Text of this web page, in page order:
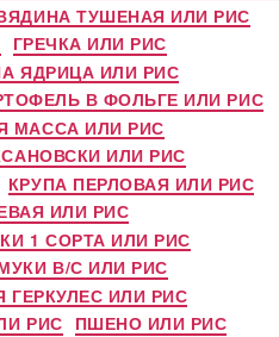
ТУШЕНАЯ ИЛИ РИС
ГРЕЧКА ИЛИ РИС
ЯДРИЦА ИЛИ РИС
В ФОЛЬГЕ ИЛИ РИС
МАССА ИЛИ РИС
ИЛИ РИС
КРУПА ПЕРЛОВАЯ ИЛИ РИС
ИЛИ РИС
1 СОРТА ИЛИ РИС
В/С ИЛИ РИС
ИЛИ РИС
РИС
ПШЕНО ИЛИ РИС